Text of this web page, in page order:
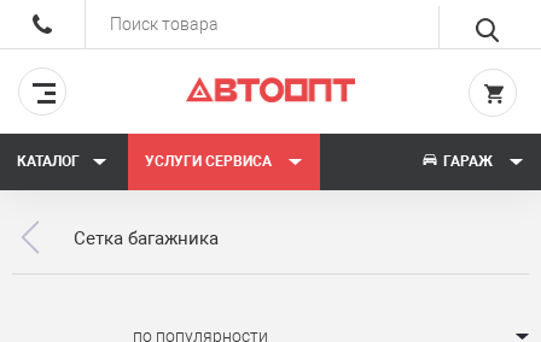
КАТАЛОГ УСЛУГИ СЕРВИСА ГАРАЖ
Сетка багажника